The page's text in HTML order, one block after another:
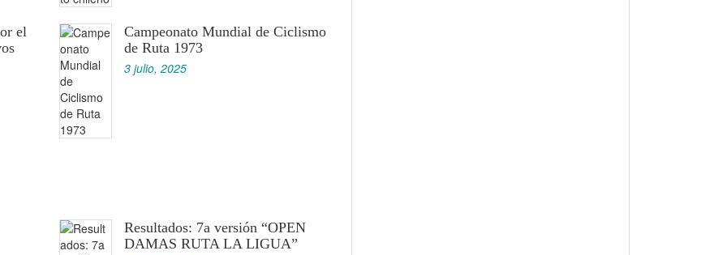
el
Campeonato Mundial de Ciclismo
de Ruta 1973
3 julio, 2025
Resultados: 7a versión “OPEN
DAMAS RUTA LA LIGUA”